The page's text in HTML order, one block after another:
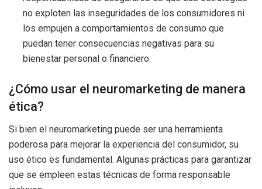
no exploten las inseguridades de los consumidores ni
los empujen a comportamientos de consumo que
puedan tener consecuencias negativas para su
bienestar personal o financiero.
¿Cómo usar el neuromarketing de manera
ética?
Si bien el neuromarketing puede ser una herramienta
poderosa para mejorar la experiencia del consumidor, su
uso ético es fundamental. Algunas prácticas para garantizar
que se empleen estas técnicas de forma responsable